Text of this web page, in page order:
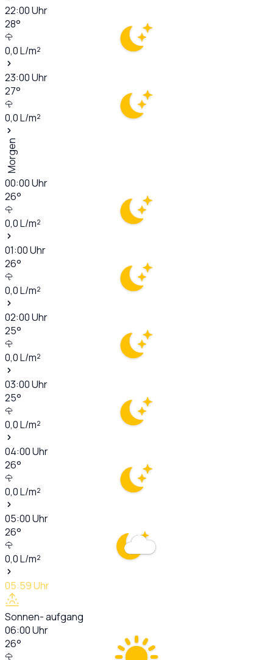
22:00Uhr
28°
0,0L/m²
23:00Uhr
27°
0,0L/m²
Morgen
00:00Uhr
26°
0,0L/m²
01:00Uhr
26°
0,0L/m²
02:00Uhr
25°
0,0L/m²
03:00Uhr
25°
0,0L/m²
04:00Uhr
26°
0,0L/m²
05:00Uhr
26°
0,0L/m²
05:59Uhr
Sonnen- aufgang
06:00Uhr
26°